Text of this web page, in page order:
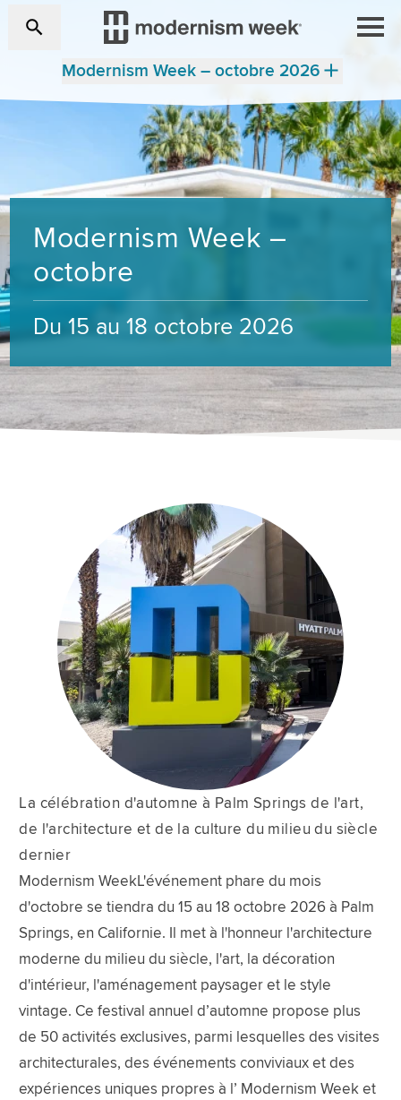
Modernism Week – octobre 2026
Modernism Week –
octobre
Du 15 au 18 octobre 2026
La célébration d'automne à Palm Springs de l'art,
de l'architecture et de la culture du milieu du siècle
dernier
Modernism WeekL'événement phare du mois
d'octobre se tiendra du 15 au 18 octobre 2026 à Palm
Springs, en Californie. Il met à l'honneur l'architecture
moderne du milieu du siècle, l'art, la décoration
d'intérieur, l'aménagement paysager et le style
vintage. Ce festival annuel d’automne propose plus
de 50 activités exclusives, parmi lesquelles des visites
architecturales, des événements conviviaux et des
expériences uniques propres à l’ Modernism Week et